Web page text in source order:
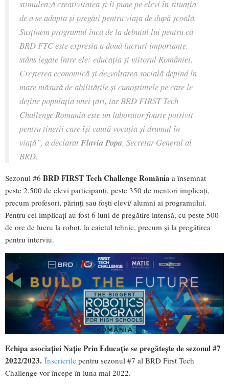
stimulează creativitatea și îi pune pe elevi în situația
de a se adapta și pregăti pentru viața de după școală.
Susținem programul încă de la debutul lui pentru că
BRD FTC este expresia a două lucruri importante,
stâns legate între ele: educația și viitorul României.
Creșterea economică și dezvoltarea socială depind în
mare măsură de abilitățile și cunoștințele pe care le
deține populația unei țări, iar BRD FIRST Tech
Challenge Romania este un laborator foarte potrivit
pentru tinerii care își caută vocația și drumul în
viață”, a declaratFlavia Popa, Secretar General al
BRD.
Sezonul #6 BRDFIRST Tech Challenge România a însemnat
peste 2.500 de elevi participanți, peste 350 de mentori implicați,
precum profesori, părinți sau foști elevi/ alumni ai programului.
Pentru cei implicați au fost 6 luni de pregătire intensă, cu peste 500
de ore de lucru la robot, la caietul tehnic, precum și la pregătirea
pentru interviu.
Echipa asociației Nație Prin Educație se pregătește de sezonul #7
2022/2023. Înscrierile pentru sezonul #7 al BRD First Tech
Challenge vor începe în luna mai 2022.